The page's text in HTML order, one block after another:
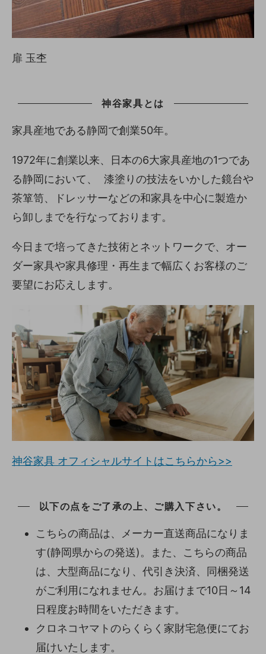
扉 玉杢
神谷家具とは
家具産地である静岡で創業50年。
1972年に創業以来、日本の6大家具産地の1つであ
る静岡において、 漆塗りの技法をいかした鏡台や
茶箪笥、ドレッサーなどの和家具を中心に製造か
ら卸しまでを行なっております。
今日まで培ってきた技術とネットワークで、オー
ダー家具や家具修理・再生まで幅広くお客様のご
要望にお応えします。
神谷家具 オフィシャルサイトはこちらから>>
以下の点をご了承の上、ご購入下さい。
こちらの商品は、メーカー直送商品になりま
す(静岡県からの発送)。また、こちらの商品
は、大型商品になり、代引き決済、同梱発送
がご利用になれません。お届けまで10日～14
日程度お時間をいただきます。
クロネコヤマトのらくらく家財宅急便にてお
届けいたします。